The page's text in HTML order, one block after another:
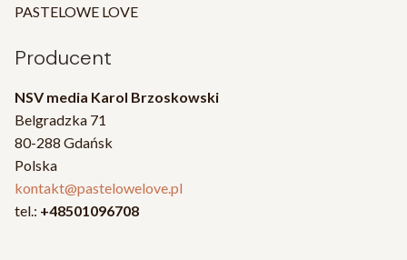
PASTELOWE LOVE
Producent
NSV media Karol Brzoskowski
Belgradzka 71
80-288 Gdańsk
Polska
kontakt@pastelowelove.pl
tel.: +48501096708